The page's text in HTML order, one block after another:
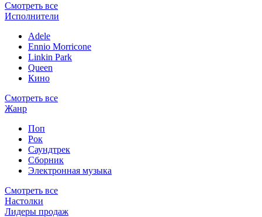
Смотреть все
Исполнители
Adele
Ennio Morricone
Linkin Park
Queen
Кино
Смотреть все
Жанр
Поп
Рок
Саундтрек
Сборник
Электронная музыка
Смотреть все
Настолки
Лидеры продаж